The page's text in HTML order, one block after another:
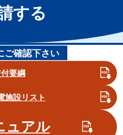
する
ご確認下さい
要綱
施設リスト
ュアル